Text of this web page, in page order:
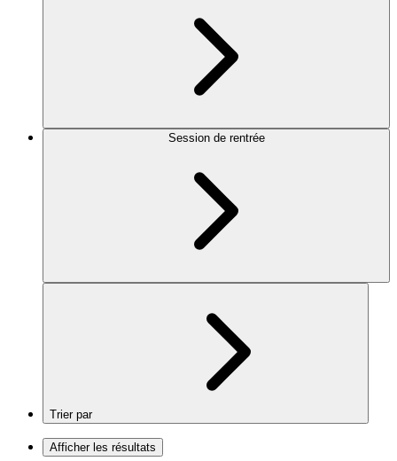
Session de rentrée
Trier par
Afficher les résultats